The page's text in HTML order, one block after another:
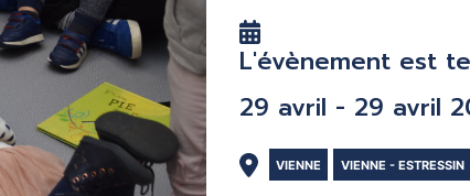
L'évènement est
29 avril - 29 avril
VIENNE VIENNE - ESTRESSIN